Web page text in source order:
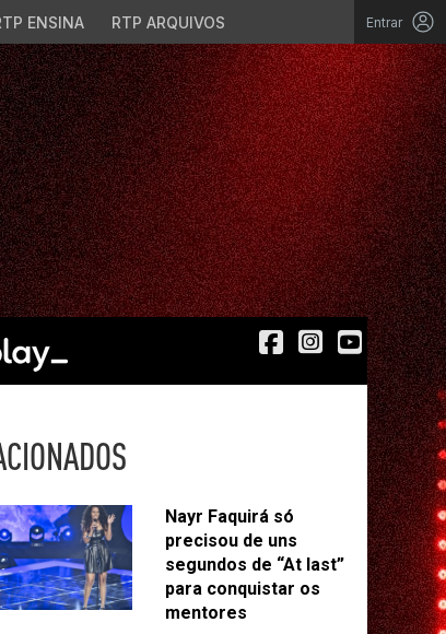
ENSINA RTP ARQUIVOS Entrar
Nayr Faquirá só
precisou de uns
segundos de “At last”
para conquistar os
mentores